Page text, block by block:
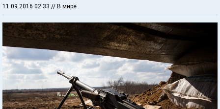
11.09.2016 02:33 // В мире